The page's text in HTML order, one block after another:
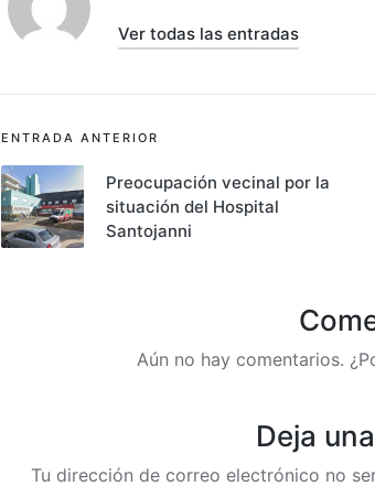
Ver todas las entradas
Navegación
de
entradas
ENTRADA ANTERIOR
Preocupación vecinal por la
situación del Hospital
Santojanni
Aún no hay comentarios.
Deja
Tu dirección de correo electrónico no